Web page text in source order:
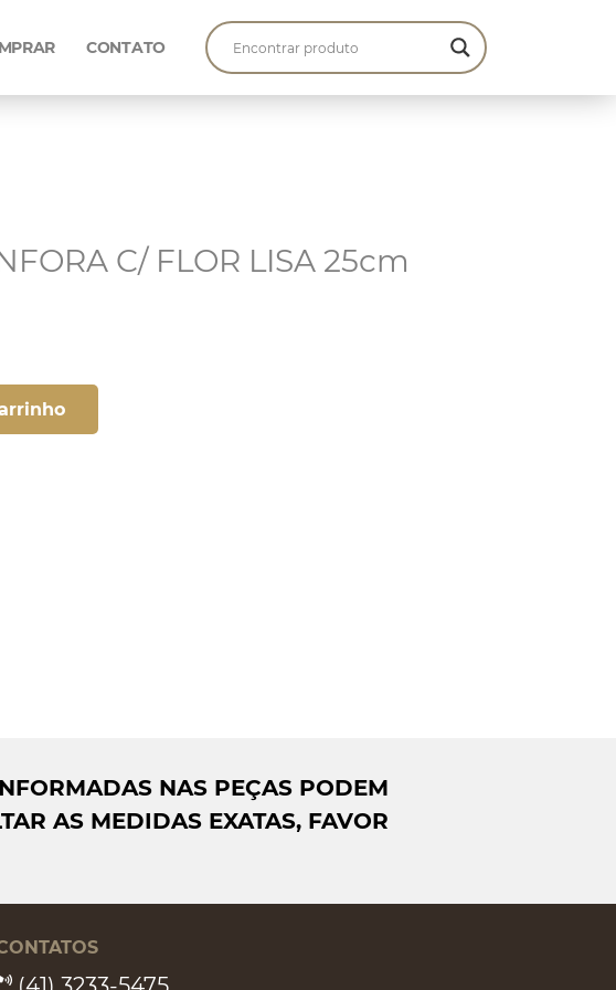
CONTATO
C/ FLOR LISA 25cm
NAS PEÇAS PODEM
AS MEDIDAS EXATAS, FAVOR